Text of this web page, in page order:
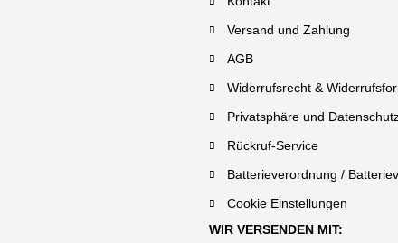
Versand und Zahlung
AGB
Widerrufsrecht &
Privatsphäre und
Rückruf-Service
Batterieverordnung /
Cookie Einstellungen
WIR VERSENDEN MIT: